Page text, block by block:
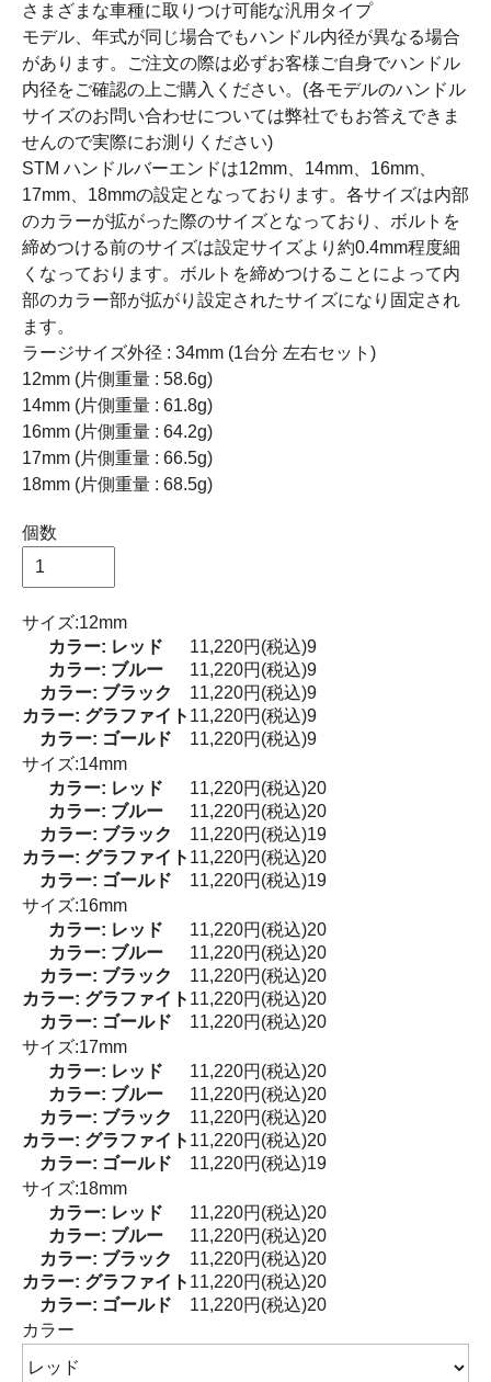
さまざまな車種に取りつけ可能な汎用タイプ
モデル、年式が同じ場合でもハンドル内径が異なる場合
があります。ご注文の際は必ずお客様ご自身でハンドル
内径をご確認の上ご購入ください。(各モデルのハンドル
サイズのお問い合わせについては弊社でもお答えできま
せんので実際にお測りください)
STM ハンドルバーエンドは12mm、14mm、16mm、
17mm、18mmの設定となっております。各サイズは内部
のカラーが拡がった際のサイズとなっており、ボルトを
締めつける前のサイズは設定サイズより約0.4mm程度細
くなっております。ボルトを締めつけることによって内
部のカラー部が拡がり設定されたサイズになり固定され
ます。
ラージサイズ外径 : 34mm (1台分 左右セット)
12mm (片側重量 : 58.6g)
14mm (片側重量 : 61.8g)
16mm (片側重量 : 64.2g)
17mm (片側重量 : 66.5g)
18mm (片側重量 : 68.5g)
個数
サイズ:12mm
カラー: レッド
11,220円(税込)9
カラー: ブルー
11,220円(税込)9
カラー: ブラック
11,220円(税込)9
カラー: グラファイト 11,220円(税込)9
カラー: ゴールド
11,220円(税込)9
サイズ:14mm
カラー: レッド
11,220円(税込)20
カラー: ブルー
11,220円(税込)20
カラー: ブラック
11,220円(税込)19
カラー: グラファイト 11,220円(税込)20
カラー: ゴールド
11,220円(税込)19
サイズ:16mm
カラー: レッド
11,220円(税込)20
カラー: ブルー
11,220円(税込)20
カラー: ブラック
11,220円(税込)20
カラー: グラファイト 11,220円(税込)20
カラー: ゴールド
11,220円(税込)20
サイズ:17mm
カラー: レッド
11,220円(税込)20
カラー: ブルー
11,220円(税込)20
カラー: ブラック
11,220円(税込)20
カラー: グラファイト 11,220円(税込)20
カラー: ゴールド
11,220円(税込)19
サイズ:18mm
カラー: レッド
11,220円(税込)20
カラー: ブルー
11,220円(税込)20
カラー: ブラック
11,220円(税込)20
カラー: グラファイト 11,220円(税込)20
カラー: ゴールド
11,220円(税込)20
カラー